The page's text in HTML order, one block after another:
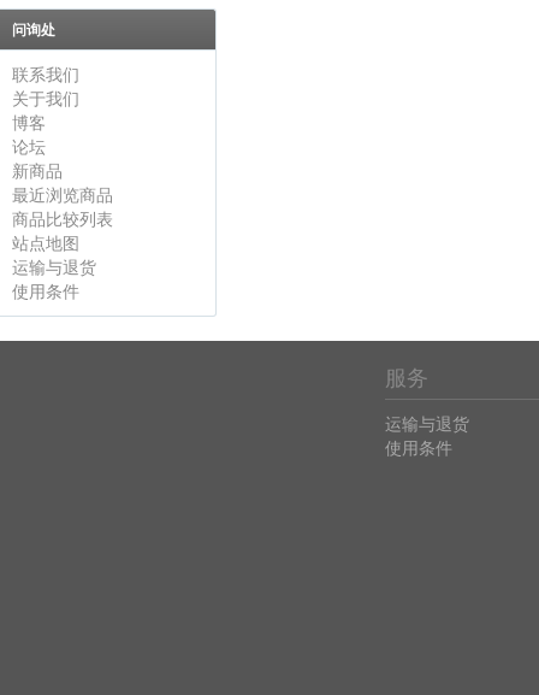
问询处
联系我们
关于我们
博客
论坛
新商品
最近浏览商品
商品比较列表
站点地图
运输与退货
使用条件
服务
运输与退货
使用条件